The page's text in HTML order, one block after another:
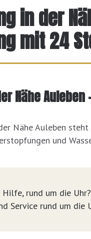
in der
mit 24
Nähe
Nähe Auleben
und
Hilfe, rund um die
Service rund um die